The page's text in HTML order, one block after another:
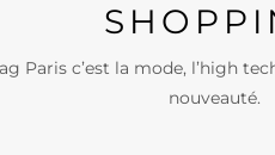
Paris c’est la mode, l’high
nouveauté.